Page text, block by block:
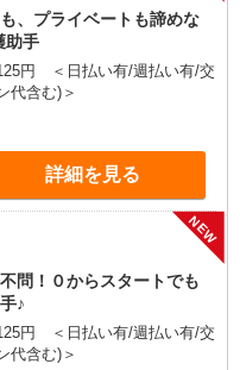
、プライベートも諦めな
助手
円 ＜日払い有/週払い有/交
代含む)＞
詳細を見る
NEW
問！０からスタートでも
♪
円 ＜日払い有/週払い有/交
代含む)＞